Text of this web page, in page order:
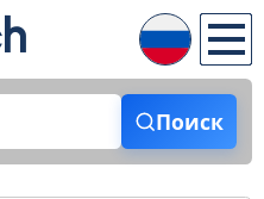
Поиск